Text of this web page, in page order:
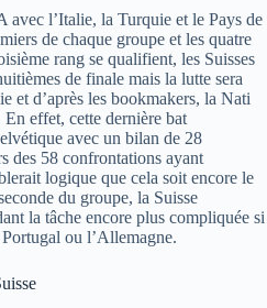
avec l’Italie, la Turquie et le Pays de
de chaque groupe et les quatre
rang se qualifient, les Suisses
de finale mais la lutte sera
et d’après les bookmakers, la Nati
effet, cette dernière bat
avec un bilan de 28
des 58 confrontations ayant
logique que cela soit encore le
du groupe, la Suisse
la tâche encore plus compliquée si
ou l’Allemagne.